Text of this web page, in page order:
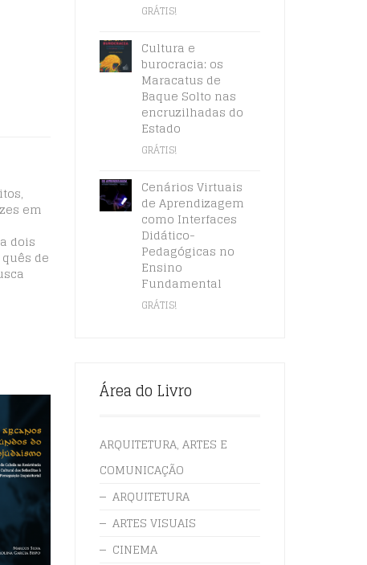
em
dois
de
GRÁTIS!
Cultura e
burocracia: os
Maracatus de
Baque Solto nas
encruzilhadas do
Estado
GRÁTIS!
Cenários Virtuais
de Aprendizagem
como Interfaces
Didático-
Pedagógicas no
Ensino
Fundamental
GRÁTIS!
Área do Livro
ARQUITETURA, ARTES E
COMUNICAÇÃO
ARQUITETURA
ARTES VISUAIS
CINEMA